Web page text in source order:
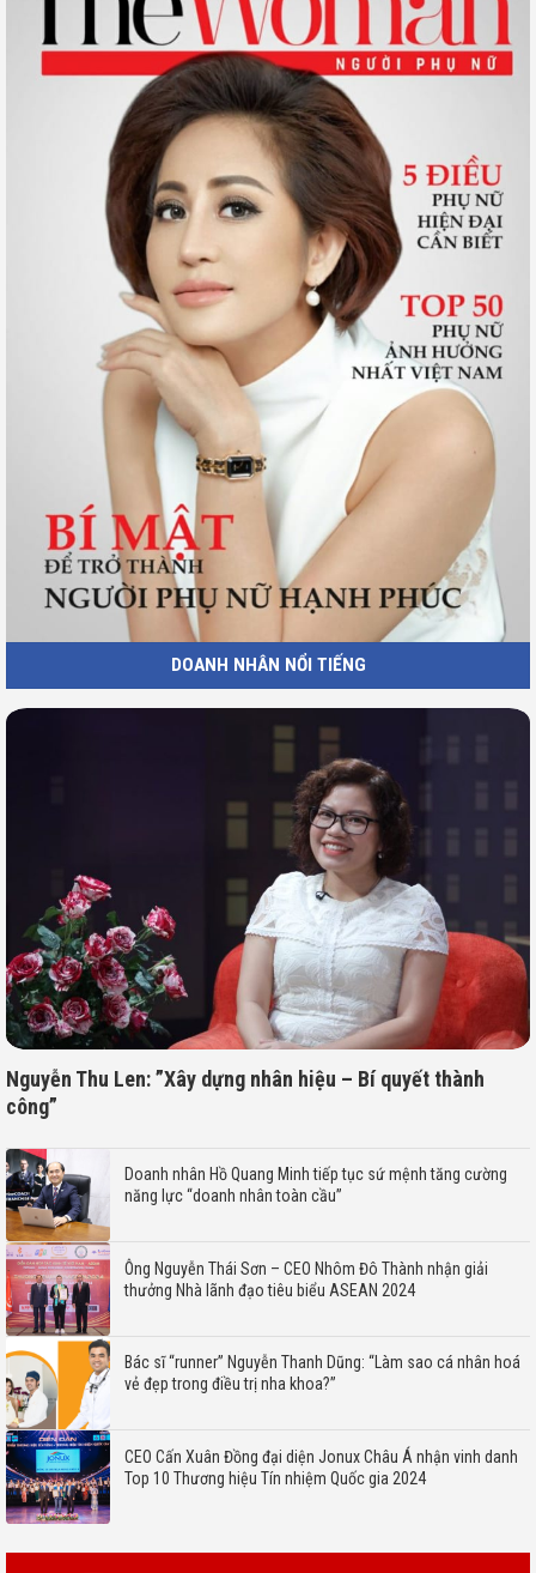
DOANH NHÂN NỔI TIẾNG
Nguyễn Thu Len: ”Xây dựng nhân hiệu – Bí quyết thành
công”
Doanh nhân Hồ Quang Minh tiếp tục sứ mệnh tăng cường
năng lực “doanh nhân toàn cầu”
Ông Nguyễn Thái Sơn – CEO Nhôm Đô Thành nhận giải
thưởng Nhà lãnh đạo tiêu biểu ASEAN 2024
Bác sĩ “runner” Nguyễn Thanh Dũng: “Làm sao cá nhân hoá
vẻ đẹp trong điều trị nha khoa?”
CEO Cấn Xuân Đồng đại diện Jonux Châu Á nhận vinh danh
Top 10 Thương hiệu Tín nhiệm Quốc gia 2024